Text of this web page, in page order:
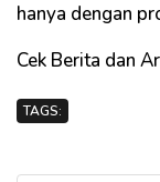
hanya dengan
Cek Berita dan
TAGS: